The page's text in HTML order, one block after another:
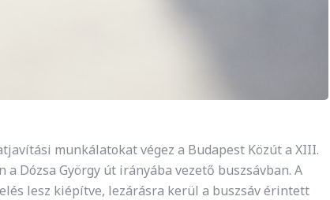
munkálatokat végez a Budapest Közút a XIII.
Dózsa György út irányába vezető buszsávban. A
lesz kiépítve, lezárásra kerül a buszsáv érintett